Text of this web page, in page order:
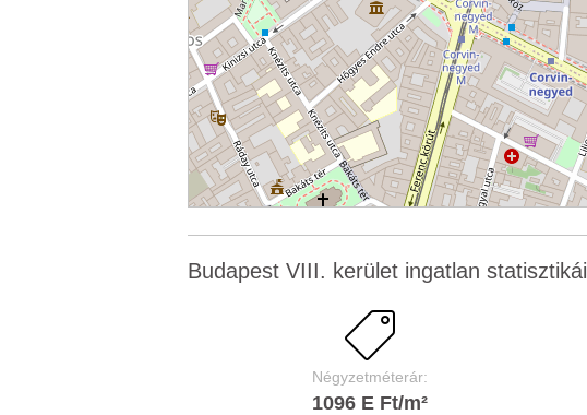
Budapest VIII. kerület ingatlan statisztikái
Négyzetméterár:
1096 E Ft/m²